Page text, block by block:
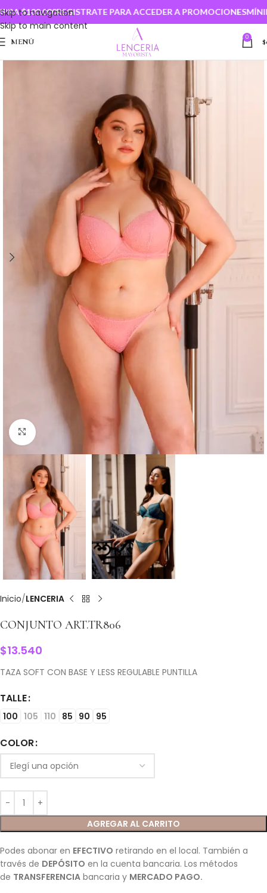
Skip to navigation
Skip to main content
$100.000REGISTRATE PARA ACCEDER A PROMOCIONESMÍNIMO
MENÚ 0 $
Clic para ampliar
Inicio LENCERIA
CONJUNTO ART.TR806
$13.540
TAZA SOFT CON BASE Y LESS REGULABLE PUNTILLA
TALLE
100 105 110 85 90 95
COLOR
AGREGAR AL CARRITO
Podes abonar en EFECTIVO retirando en el local. También a
través de DEPÓSITO en la cuenta bancaria. Los métodos
de TRANSFERENCIA bancaria y MERCADO PAGO.